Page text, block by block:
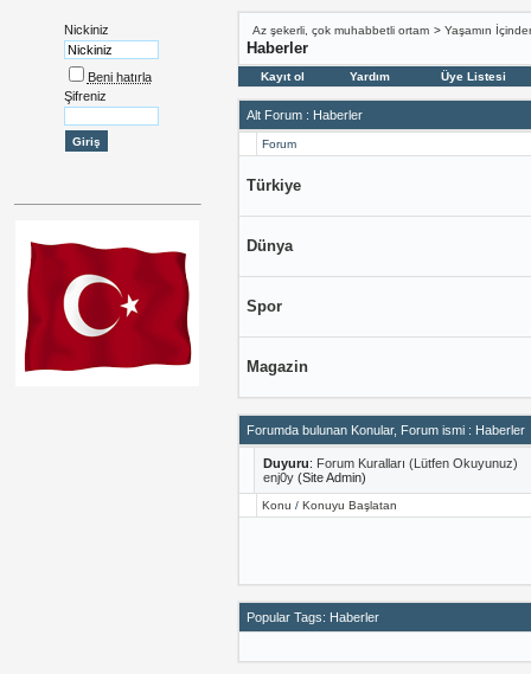
Nickiniz
Beni hatırla
Şifreniz
Az şekerli, çok muhabbetli ortam > Yaşamın
Haberler
Kayıt ol Yardım Üye Listesi
Alt Forum : Haberler
Forum
Türkiye
Dünya
Spor
Magazin
Forumda bulunan Konular, Forum ismi : Haberler
Duyuru: Forum Kuralları (Lütfen Okuyunuz)
enj0y (Site Admin)
Konu / Konuyu Başlatan
Popular Tags: Haberler